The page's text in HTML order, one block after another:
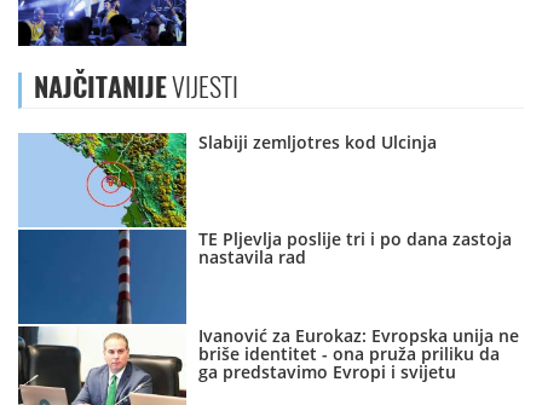
NAJČITANIJEVIJESTI
Slabiji zemljotres kod Ulcinja
TE Pljevlja poslije tri i po dana zastoja
nastavila rad
Ivanović za Eurokaz: Evropska unija ne
briše identitet - ona pruža priliku da
ga predstavimo Evropi i svijetu